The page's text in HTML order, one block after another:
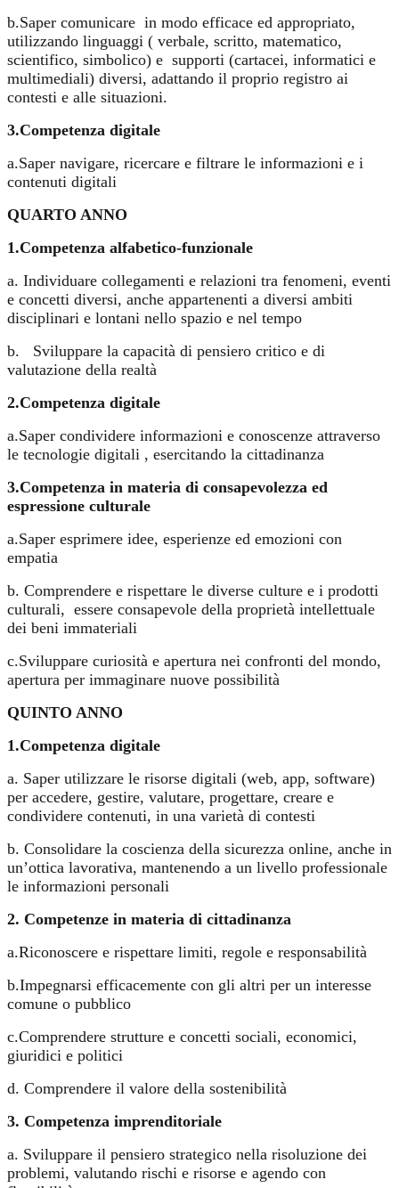
b.Saper comunicare in modo efficace ed appropriato,
utilizzando linguaggi ( verbale, scritto, matematico,
scientifico, simbolico) e supporti (cartacei, informatici e
multimediali) diversi, adattando il proprio registro ai
contesti e alle situazioni.
3.Competenza digitale
a.Saper navigare, ricercare e filtrare le informazioni e i
contenuti digitali
QUARTO ANNO
1.Competenza alfabetico-funzionale
a. Individuare collegamenti e relazioni tra fenomeni, eventi
e concetti diversi, anche appartenenti a diversi ambiti
disciplinari e lontani nello spazio e nel tempo
b.
Sviluppare la capacità di pensiero critico e di
valutazione della realtà
2.Competenza digitale
a.Saper condividere informazioni e conoscenze attraverso
le tecnologie digitali , esercitando la cittadinanza
3.Competenza in materia di consapevolezza ed
espressione culturale
a.Saper esprimere idee, esperienze ed emozioni con
empatia
b. Comprendere e rispettare le diverse culture e i prodotti
culturali, essere consapevole della proprietà intellettuale
dei beni immateriali
c.Sviluppare curiosità e apertura nei confronti del mondo,
apertura per immaginare nuove possibilità
QUINTO ANNO
1.Competenza digitale
a. Saper utilizzare le risorse digitali (web, app, software)
per accedere, gestire, valutare, progettare, creare e
condividere contenuti, in una varietà di contesti
b. Consolidare la coscienza della sicurezza online, anche in
un’ottica lavorativa, mantenendo a un livello professionale
le informazioni personali
2. Competenze in materia di cittadinanza
a.Riconoscere e rispettare limiti, regole e responsabilità
b.Impegnarsi efficacemente con gli altri per un interesse
comune o pubblico
c.Comprendere strutture e concetti sociali, economici,
giuridici e politici
d. Comprendere il valore della sostenibilità
3. Competenza imprenditoriale
a. Sviluppare il pensiero strategico nella risoluzione dei
problemi, valutando rischi e risorse e agendo con